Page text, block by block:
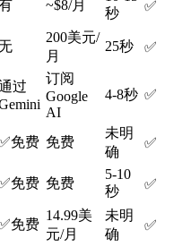
~$8/月
秒
✅
200美元/
月
25秒 ✅
过
订阅
Google
AI
4-8秒 ✅
免费 免费
未明
确
✅
免费 免费
5-10
秒
✅
免费
14.99美
元/月
未明
确
✅